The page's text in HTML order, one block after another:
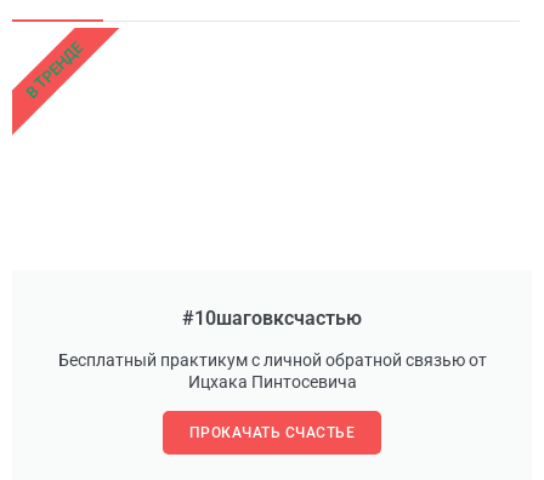
#10шаговксчастью
Бесплатный практикум с личной обратной связью от
Ицхака Пинтосевича
ПРОКАЧАТЬ СЧАСТЬЕ
В ТРЕНДЕ